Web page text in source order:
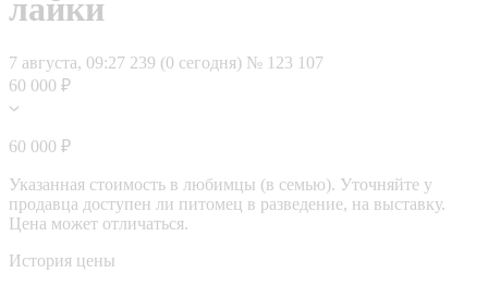
лайки
7 августа, 09:27 239 (0 сегодня) № 123 107
60 000 ₽
60 000 ₽
Указанная стоимость в любимцы (в семью). Уточняйте у
продавца доступен ли питомец в разведение, на выставку.
Цена может отличаться.
История цены